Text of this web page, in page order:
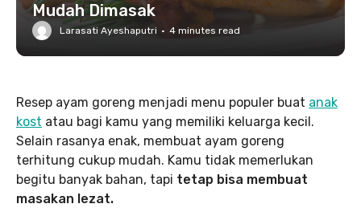
Mudah Dimasak
Larasati Ayeshaputri · 4 minutes read
Resep ayam goreng menjadi menu populer buat anak
kost atau bagi kamu yang memiliki keluarga kecil.
Selain rasanya enak, membuat ayam goreng
terhitung cukup mudah. Kamu tidak memerlukan
begitu banyak bahan, tapi tetap bisa membuat
masakan lezat.